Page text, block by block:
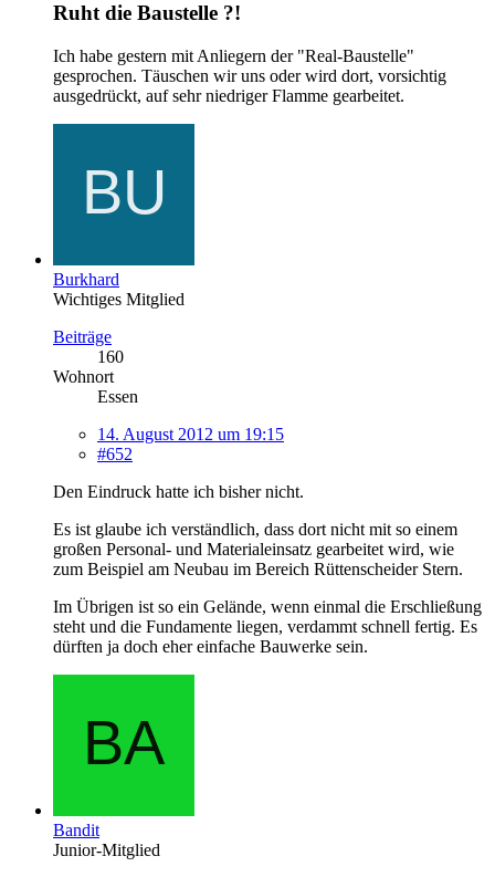
Ruht die Baustelle ?!
Ich habe gestern mit Anliegern der "Real-Baustelle"
gesprochen. Täuschen wir uns oder wird dort, vorsichtig
ausgedrückt, auf sehr niedriger Flamme gearbeitet.
Burkhard
Wichtiges Mitglied
Beiträge
160
Wohnort
Essen
14. August 2012 um 19:15
#652
Den Eindruck hatte ich bisher nicht.
Es ist glaube ich verständlich, dass dort nicht mit so einem
großen Personal- und Materialeinsatz gearbeitet wird, wie
zum Beispiel am Neubau im Bereich Rüttenscheider Stern.
Im Übrigen ist so ein Gelände, wenn einmal die Erschließung
steht und die Fundamente liegen, verdammt schnell fertig. Es
dürften ja doch eher einfache Bauwerke sein.
Bandit
Junior-Mitglied